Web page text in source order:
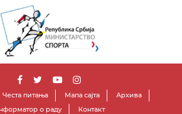
Честа питања Мапа сајта
Архива
о раду
Контакт